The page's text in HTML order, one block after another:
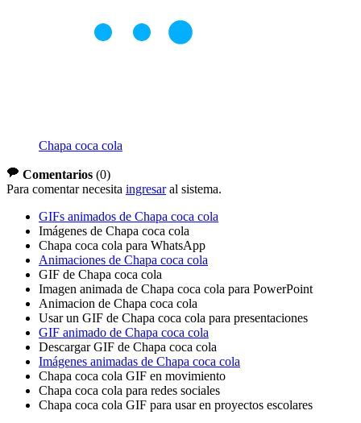
Chapa coca cola
Comentarios (0)
Para comentar necesita ingresaral sistema.
GIFs animados de Chapa coca cola
Imágenes de Chapa coca cola
Chapa coca cola para WhatsApp
Animaciones de Chapa coca cola
GIF de Chapa coca cola
Imagen animada de Chapa coca cola para PowerPoint
Animacion de Chapa coca cola
Usar un GIF de Chapa coca cola para presentaciones
GIF animado de Chapa coca cola
Descargar GIF de Chapa coca cola
Imágenes animadas de Chapa coca cola
Chapa coca cola GIF en movimiento
Chapa coca cola para redes sociales
Chapa coca cola GIF para usar en proyectos escolares